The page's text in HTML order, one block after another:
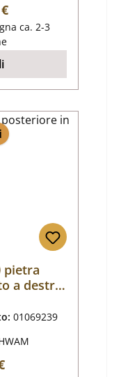
ca. 2-3
pietra
a destra
01069239